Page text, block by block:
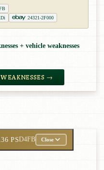
24321-2F000
+ vehicle weaknesses
→
PSD4FB Close